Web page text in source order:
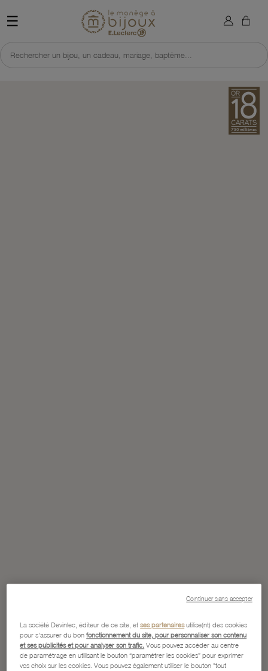
☰ Retour à l'accueil du site
Rechercher un bijou, un cadeau, mariage, baptême...
×
La société Devinlec, éditeur de ce site, etses partenairesutilise(nt) des cookies
pour s'assurer du bonfonctionnement du site, pour personnaliser son contenu
et ses publicités et pour analyser son trafic. Vous pouvez accéder au centre
de paramétrage en utilisant le bouton “paramétrer les cookies” pour exprimer
vos choix sur les cookies. Vous pouvez également utiliser le bouton "tout
Continuer sans accepter